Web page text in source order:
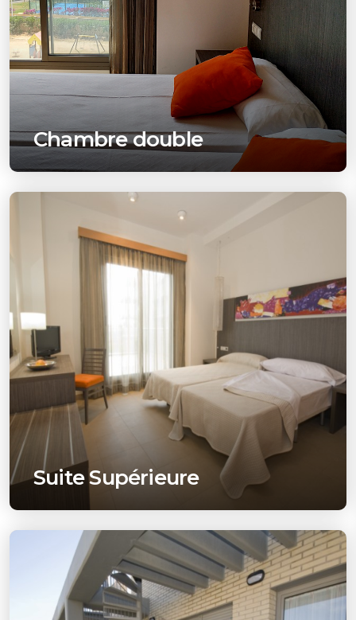
Chambre double
Suite Supérieure